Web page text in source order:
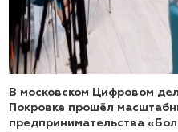
В московском Цифровом
Покровке прошёл
предпринимательства